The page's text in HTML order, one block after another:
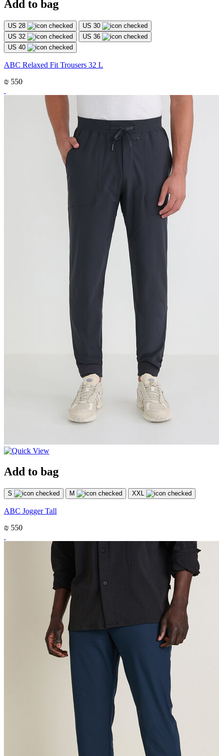
Add to bag
US 28
US 30
US 32
US 36
US 40
ABC Relaxed Fit Trousers 32 L
₪ 550
Add to bag
S M XXL
ABC Jogger Tall
₪ 550